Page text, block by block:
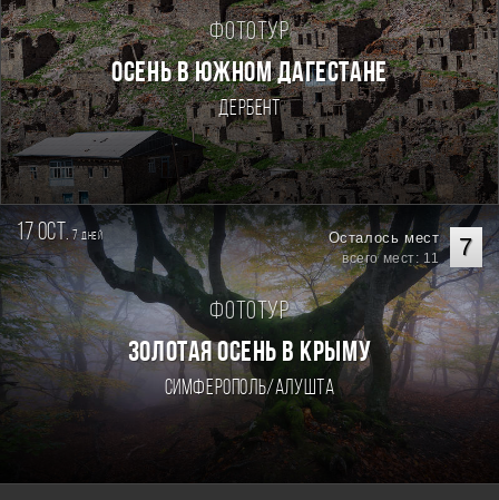
Фототур
Осень в Южном Дагестане
Дербент
17 oct. 7дней 7
Осталось мест
всего мест: 11
Фототур
ЗОЛОТАЯ ОСЕНЬ В КРЫМУ
Симферополь/Алушта